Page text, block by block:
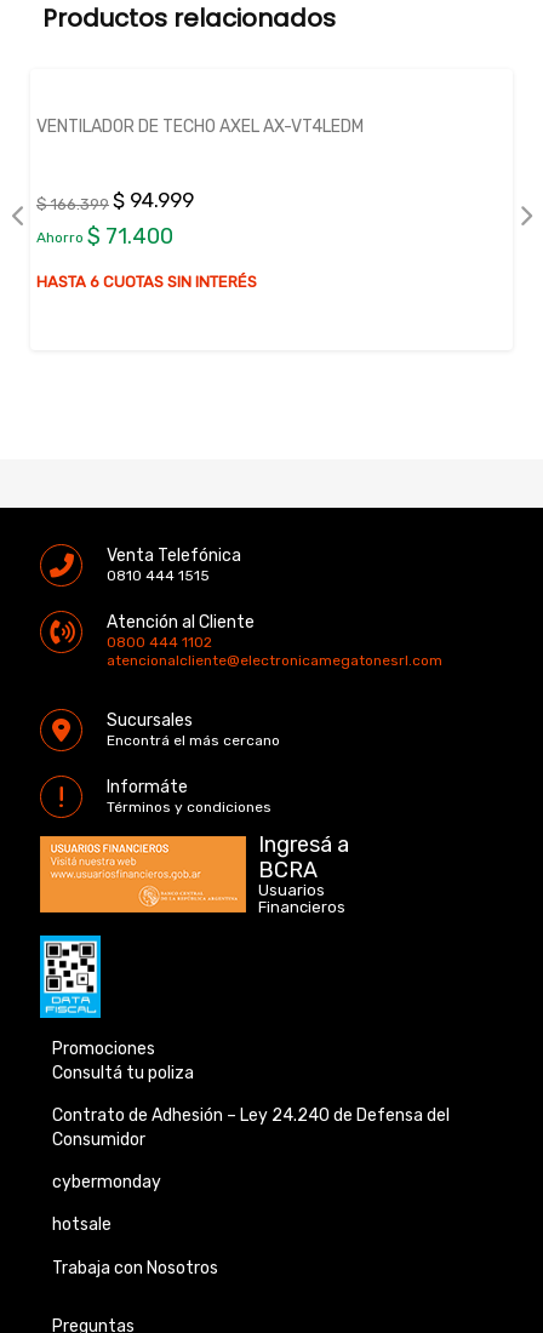
Productos relacionados
VENTILADOR DE TECHO AXEL AX-VT4LEDM
$ 166.399 $ 94.999
Ahorro $ 71.400
HASTA 6 CUOTAS SIN INTERÉS
Venta Telefónica
0810 444 1515
Atención al Cliente
0800 444 1102
atencionalcliente@electronicamegatonesrl.com
Sucursales
Encontrá el más cercano
Informáte
Términos y condiciones
Ingresá a
BCRA
Usuarios
Financieros
Promociones
Consultá tu poliza
Contrato de Adhesión – Ley 24.240 de Defensa del
Consumidor
cybermonday
hotsale
Trabaja con Nosotros
Preguntas